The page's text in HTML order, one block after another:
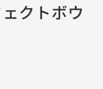
クトボウ